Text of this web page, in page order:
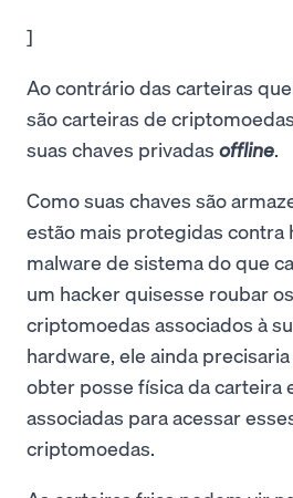
]
Ao contrário das carteiras
são carteiras de
suas chaves privadas offline.
Como suas chaves são
estão mais protegidas contra
malware de sistema do que
um hacker quisesse roubar
criptomoedas associados à
hardware, ele ainda
obter posse física da carteira
associadas para acessar
criptomoedas.